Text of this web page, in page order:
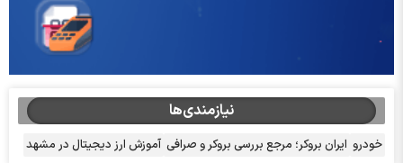
نیازمندی‌ها
خودرو ایران بروکر؛ مرجع بررسی بروکر و صرافی آموزش ارز دیجیتال در مشهد